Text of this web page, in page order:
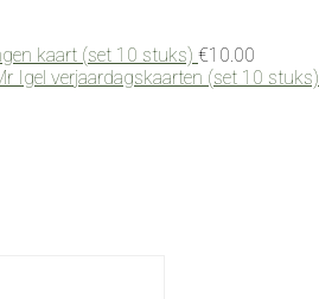
kaart (set 10 stuks) €10.00
Igel verjaardagskaarten (set 10 stuks)